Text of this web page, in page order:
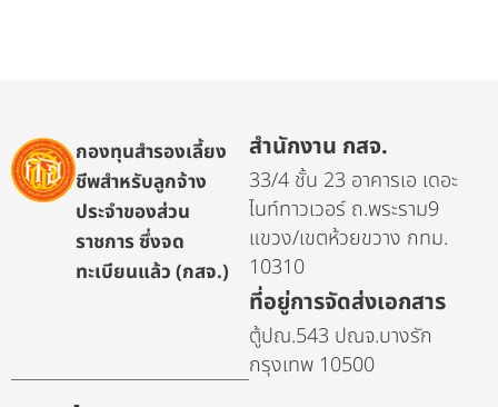
กองทุนสำรองเลี้ยง
ชีพสำหรับลูกจ้าง
ประจำของส่วน
ราชการ ซึ่งจด
ทะเบียนแล้ว (กสจ.)
สำนักงาน กสจ.
33/4 ชั้น 23 อาคารเอ เดอะ
ไนท์ทาวเวอร์ ถ.พระราม9
แขวง/เขตห้วยขวาง กทม.
10310
ที่อยู่การจัดส่งเอกสาร
ตู้ปณ.543 ปณจ.บางรัก
กรุงเทพ 10500